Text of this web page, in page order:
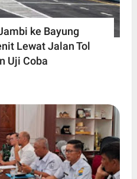
ke Bayung
Lewat Jalan Tol
Uji Coba